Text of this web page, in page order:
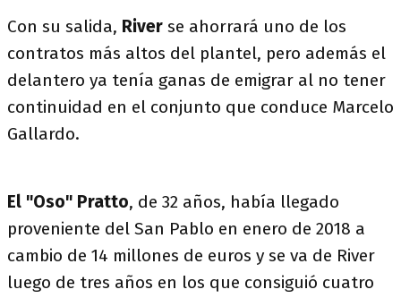
Con su salida, River se ahorrará uno de los
contratos más altos del plantel, pero además el
delantero ya tenía ganas de emigrar al no tener
continuidad en el conjunto que conduce Marcelo
Gallardo.
El "Oso" Pratto, de 32 años, había llegado
proveniente del San Pablo en enero de 2018 a
cambio de 14 millones de euros y se va de River
luego de tres años en los que consiguió cuatro